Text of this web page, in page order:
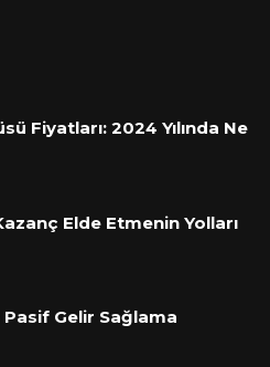
Fiyatları: 2024 Yılında Ne
Elde Etmenin Yolları
Gelir Sağlama